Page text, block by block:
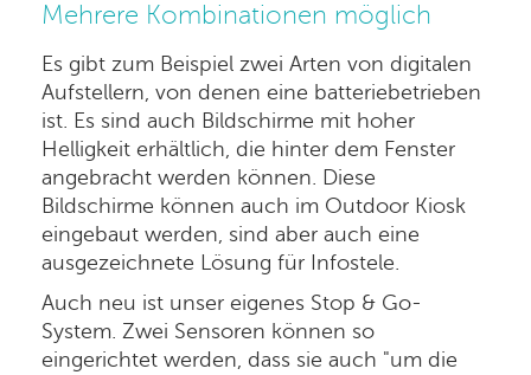
Mehrere Kombinationen möglich
Es gibt zum Beispiel zwei Arten von digitalen
Aufstellern, von denen eine batteriebetrieben
ist. Es sind auch Bildschirme mit hoher
Helligkeit erhältlich, die hinter dem Fenster
angebracht werden können. Diese
Bildschirme können auch im Outdoor Kiosk
eingebaut werden, sind aber auch eine
ausgezeichnete Lösung für Infostele.
Auch neu ist unser eigenes Stop & Go-
System. Zwei Sensoren können so
eingerichtet werden, dass sie auch "um die